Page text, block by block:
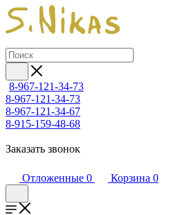
8-967-121-34-73
8-967-121-34-73
8-967-121-34-67
8-915-159-48-68
Заказать звонок
Отложенные 0 Корзина 0